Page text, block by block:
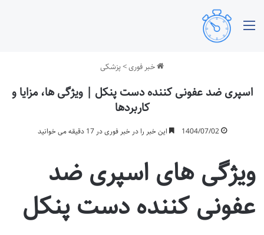
خبر فوری>پزشکی
اسپری ضد عفونی کننده دست پنکل | ویژگی ها، مزایا و
کاربردها
1404/07/02 این خبر را در خبر فوری در 17 دقیقه می خوانید
ویژگی های اسپری ضد
عفونی کننده دست پنکل